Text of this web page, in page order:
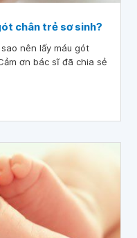
chân trẻ sơ sinh?
nên lấy máu gót
ơn bác sĩ đã chia sẻ